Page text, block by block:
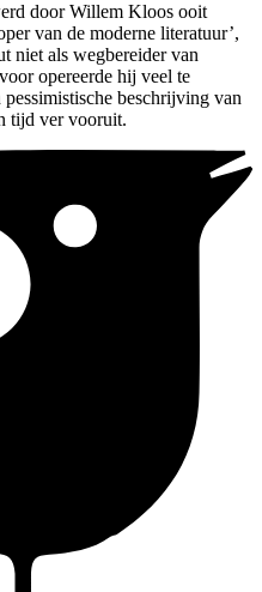
door Willem Kloos ooit
van de moderne literatuur’,
niet als wegbereider van
opereerde hij veel te
beschrijving van
tijd ver vooruit.